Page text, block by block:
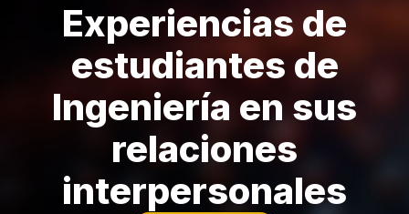
Experiencias de
estudiantes de
Ingeniería en sus
relaciones
interpersonales